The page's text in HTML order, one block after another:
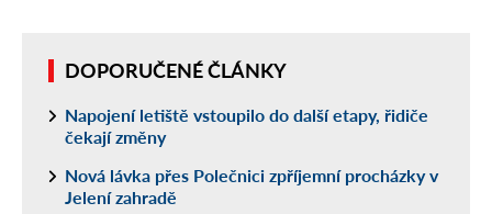
DOPORUČENÉ ČLÁNKY
Napojení letiště vstoupilo do další etapy, řidiče
čekají změny
Nová lávka přes Polečnici zpříjemní procházky v
Jelení zahradě